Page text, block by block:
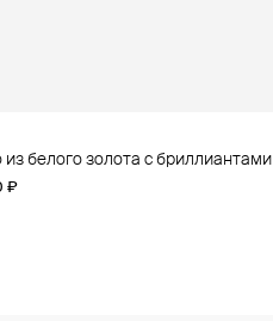
из белого золота с бриллиантами
₽
из красного золота с